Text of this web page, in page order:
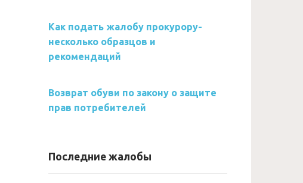
Как подать жалобу прокурору-
несколько образцов и
рекомендаций
Возврат обуви по закону о защите
прав потребителей
Последние жалобы